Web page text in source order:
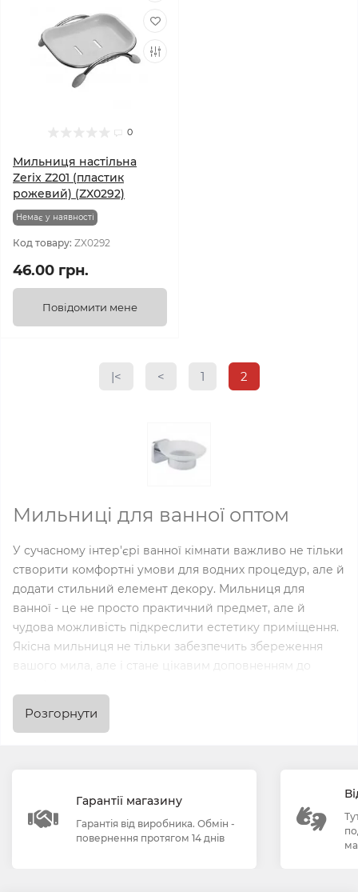
0
Мильниця настільна
Zerix Z201 (пластик
рожевий) (ZX0292)
Немає у наявності
Код товару: ZX0292
46.00 грн.
Повідомити мене
|< < 1 2
Мильниці для ванної оптом
У сучасному інтер'єрі ванної кімнати важливо не тільки
створити комфортні умови для водних процедур, але й
додати стильний елемент декору. Мильниця для
ванної - це не просто практичний предмет, але й
чудова можливість підкреслити естетику приміщення.
Якісна мильниця не тільки забезпечить збереження
вашого мила, але і стане цікавим доповненням до
Мильниці різних форм і
матеріалів, що дає можливість обрати оптимальний
варіант під ваші вимоги. Вибір мильниці залежить від
стилю вашої ванної кімнати та ваших особистих
Розгорнути
Гарантії магазину
Гарантія від виробника. Обмін -
повернення протягом 14 днів